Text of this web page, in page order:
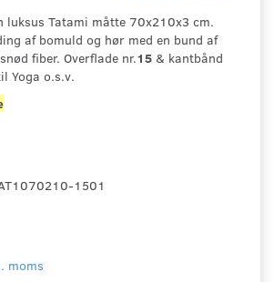
luksus Tatami måtte 70x210x3 cm.
af bomuld og hør med en bund af
fiber. Overflade nr.15 & kantbånd
Yoga o.s.v.
1501
moms